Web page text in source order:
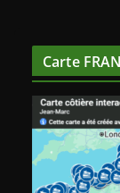
Carte